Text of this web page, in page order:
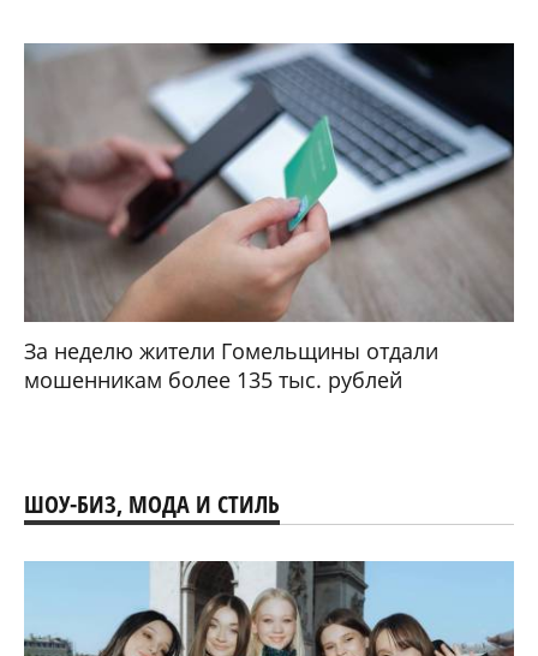
За неделю жители Гомельщины отдали
мошенникам более 135 тыс. рублей
ШОУ-БИЗ, МОДА И СТИЛЬ